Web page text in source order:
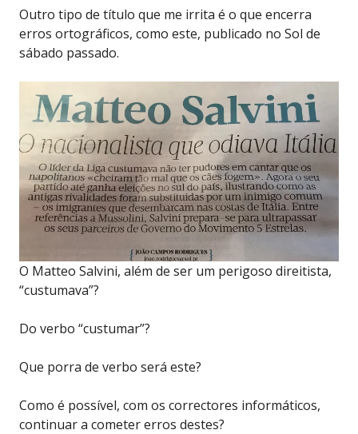
Outro tipo de título que me irrita é o que encerra
erros ortográficos, como este, publicado no Sol de
sábado passado.
O Matteo Salvini, além de ser um perigoso direitista,
“custumava”?
Do verbo “custumar”?
Que porra de verbo será este?
Como é possível, com os correctores informáticos,
continuar a cometer erros destes?